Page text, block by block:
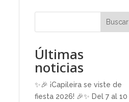
Buscar
Últimas
noticias
✨🎉 ¡Capileira se viste de
fiesta 2026! 🎉✨ Del 7 al 10